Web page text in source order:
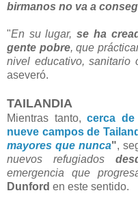
birmanos no va a
"En su lugar,se ha
gente pobre, que
nivel educativo, sanitario
aseveró.
TAILANDIA
Mientras tanto,cerca de
nueve campos de
mayores que nunca",
nuevos refugiados
emergencia que
Dunford en este sentido.